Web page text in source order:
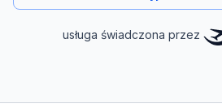
usługa świadczona przez